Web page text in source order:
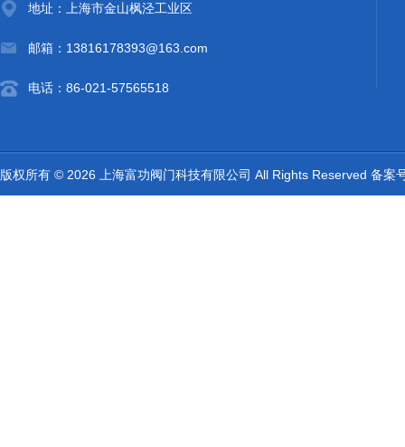
地址：上海市金山枫泾工业区
邮箱：13816178393@163.com
电话：86-021-57565518
版权所有 © 2026 上海富功阀门科技有限公司 All Rights Reserved 备案